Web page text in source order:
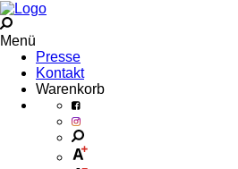
Menü
Presse
Kontakt
Warenkorb